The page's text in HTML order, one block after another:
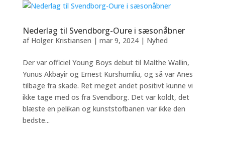
Nederlag til Svendborg-Oure i sæsonåbner
af Holger Kristiansen | mar 9, 2024| Nyhed
Der var officiel Young Boys debut til Malthe Wallin,
Yunus Akbayir og Ernest Kurshumliu, og så var Anes
tilbage fra skade. Ret meget andet positivt kunne vi
ikke tage med os fra Svendborg. Det var koldt, det
blæste en pelikan og kunststofbanen var ikke den
bedste...